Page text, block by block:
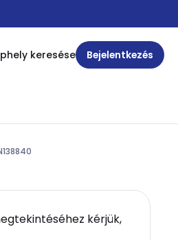
keresése Bejelentkezés
kérjük,